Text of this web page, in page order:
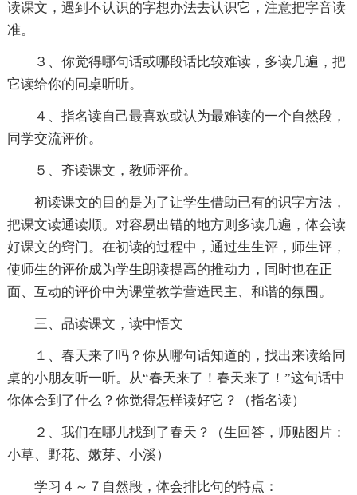
读课文，遇到不认识的字想办法去认识它，注意把字音读
准。
３、你觉得哪句话或哪段话比较难读，多读几遍，把
它读给你的同桌听听。
４、指名读自己最喜欢或认为最难读的一个自然段，
同学交流评价。
５、齐读课文，教师评价。
初读课文的目的是为了让学生借助已有的识字方法，
把课文读通读顺。对容易出错的地方则多读几遍，体会读
好课文的窍门。在初读的过程中，通过生生评，师生评，
使师生的评价成为学生朗读提高的推动力，同时也在正
面、互动的评价中为课堂教学营造民主、和谐的氛围。
三、品读课文，读中悟文
１、春天来了吗？你从哪句话知道的，找出来读给同
桌的小朋友听一听。从“春天来了！春天来了！”这句话中
你体会到了什么？你觉得怎样读好它？（指名读）
２、我们在哪儿找到了春天？（生回答，师贴图片：
小草、野花、嫩芽、小溪）
学习４～７自然段，体会排比句的特点：